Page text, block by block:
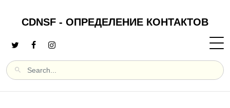
CDNSF - ОПРЕДЕЛЕНИЕ КОНТАКТОВ